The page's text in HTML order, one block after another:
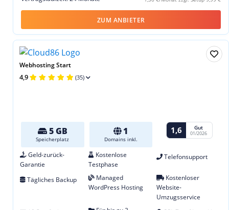
ZUM ANBIETER
Webhosting Start
4,9 (35)
5 GB
Speicherplatz
1
Domains inkl.
1,6 Gut
01/2026
Geld-zurück-
Garantie
Kostenlose
Testphase
Telefonsupport
Tägliches Backup
Managed
WordPress Hosting
Kostenloser
Website-
Umzugsservice